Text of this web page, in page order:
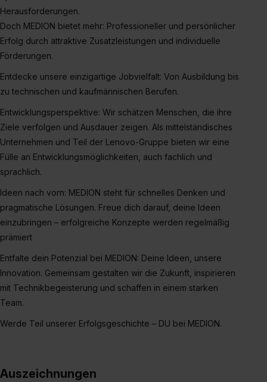
angemessenes Datenschutzniveau (EuGH – Schrems
II). Du kannst die von dir erteilte Einwilligung jederzeit mit
Wirkung für die Zukunft ganz oder teilweise über unsere
Datenschutzerklärung unter dem Punkt „Datenschutz-
Einstellungen“ widerrufen. Weitere Informationen zu den
einzelnen Cookies findest du durch Klick auf „Details
Impressum
Herausforderungen.
Doch MEDION bietet mehr: Professioneller und persönlicher
Erfolg durch attraktive Zusatzleistungen und individuelle
Förderungen.
Entdecke unsere einzigartige Jobvielfalt: Von Ausbildung bis
zu technischen und kaufmännischen Berufen.
Entwicklungsperspektive: Wir schätzen Menschen, die ihre
Ziele verfolgen und Ausdauer zeigen. Als mittelständisches
Unternehmen und Teil der Lenovo-Gruppe bieten wir eine
Fülle an Entwicklungsmöglichkeiten, auch fachlich und
sprachlich.
Ideen nach vorn: MEDION steht für schnelles Denken und
pragmatische Lösungen. Freue dich darauf, deine Ideen
einzubringen – erfolgreiche Konzepte werden regelmäßig
prämiert
Entfalte dein Potenzial bei MEDION: Deine Ideen, unsere
Innovation. Gemeinsam gestalten wir die Zukunft, inspirieren
mit Technikbegeisterung und schaffen in einem starken
Team.
Werde Teil unserer Erfolgsgeschichte – DU bei MEDION.
Auszeichnungen